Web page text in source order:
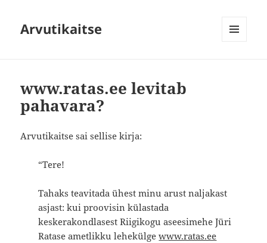
Arvutikaitse
www.ratas.ee levitab
pahavara?
Arvutikaitse sai sellise kirja:
“Tere!
Tahaks teavitada ühest minu arust naljakast
asjast: kui proovisin külastada
keskerakondlasest Riigikogu aseesimehe Jüri
Ratase ametlikku lehekülgewww.ratas.ee